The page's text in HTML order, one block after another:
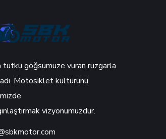
tutku göğsümüze vuran rüzgarla
Motosiklet kültürünü
vizyonumuzdur.